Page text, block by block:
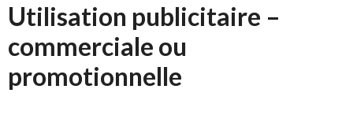
Utilisation publicitaire –
commerciale ou
promotionnelle